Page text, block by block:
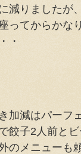
減りましたが
ってからかな
・
加減はパー
餃子2人前と
のメニューも